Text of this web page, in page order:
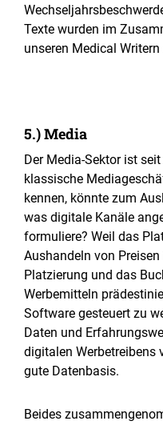
Texte wurden im
unseren Medical
5.) Media
Der Media-Sektor ist
klassische
kennen, könnte zum
was digitale Kanäle
formuliere? Weil das
Aushandeln von
Platzierung und das
Werbemitteln
Software gesteuert zu
Daten und
digitalen Werbetreibens
gute Datenbasis.
Beides